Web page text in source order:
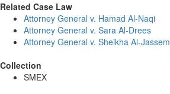
Related Case Law
Attorney General v. Hamad Al-Naqi
Attorney General v. Sara Al-Drees
Attorney General v. Sheikha Al-Jassem
Collection
SMEX